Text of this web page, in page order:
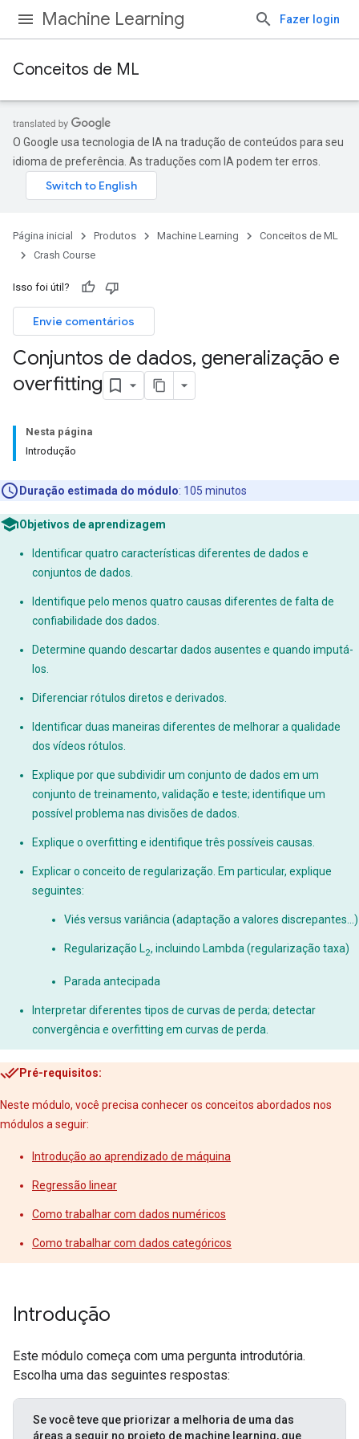
Machine Learning Fazer login
Conceitos de ML
O Google usa tecnologia de IA na tradução de conteúdos para seu
idioma de preferência. As traduções com IA podem ter erros.
Página inicial Produtos Machine Learning
Conceitos de ML
Crash Course
Isso foi útil?
Envie comentários
Conjuntos de dados, generalização e
overfitting
Nesta página
Introdução
Duração estimada do módulo: 105 minutos
Objetivos de aprendizagem
Identificar quatro características diferentes de dados e
conjuntos de dados.
Identifique pelo menos quatro causas diferentes de falta de
confiabilidade dos dados.
Determine quando descartar dados ausentes e quando imputá-
los.
Diferenciar rótulos diretos e derivados.
Identificar duas maneiras diferentes de melhorar a qualidade
dos vídeos rótulos.
Explique por que subdividir um conjunto de dados em um
conjunto de treinamento, validação e teste; identifique um
possível problema nas divisões de dados.
Explique o overfitting e identifique três possíveis causas.
Explicar o conceito de regularização. Em particular, explique
seguintes:
Viés versus variância (adaptação a valores discrepantes…)
Regularização L2, incluindo Lambda (regularização taxa)
Parada antecipada
Interpretar diferentes tipos de curvas de perda; detectar
convergência e overfitting em curvas de perda.
Pré-requisitos:
Neste módulo, você precisa conhecer os conceitos abordados nos
módulos a seguir:
Introdução ao aprendizado de máquina
Regressão linear
Como trabalhar com dados numéricos
Como trabalhar com dados categóricos
Introdução
Este módulo começa com uma pergunta introdutória.
Escolha uma das seguintes respostas:
Se você teve que priorizar a melhoria de uma das
áreas a seguir no projeto de machine learning, que